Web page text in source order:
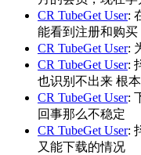
CR TubeGet User:
能看到注册和购
CR TubeGet User:
CR TubeGet User:
也识别不出来 根
CR TubeGet User:
回事那么不稳定
CR TubeGet User:
又能下载的情况